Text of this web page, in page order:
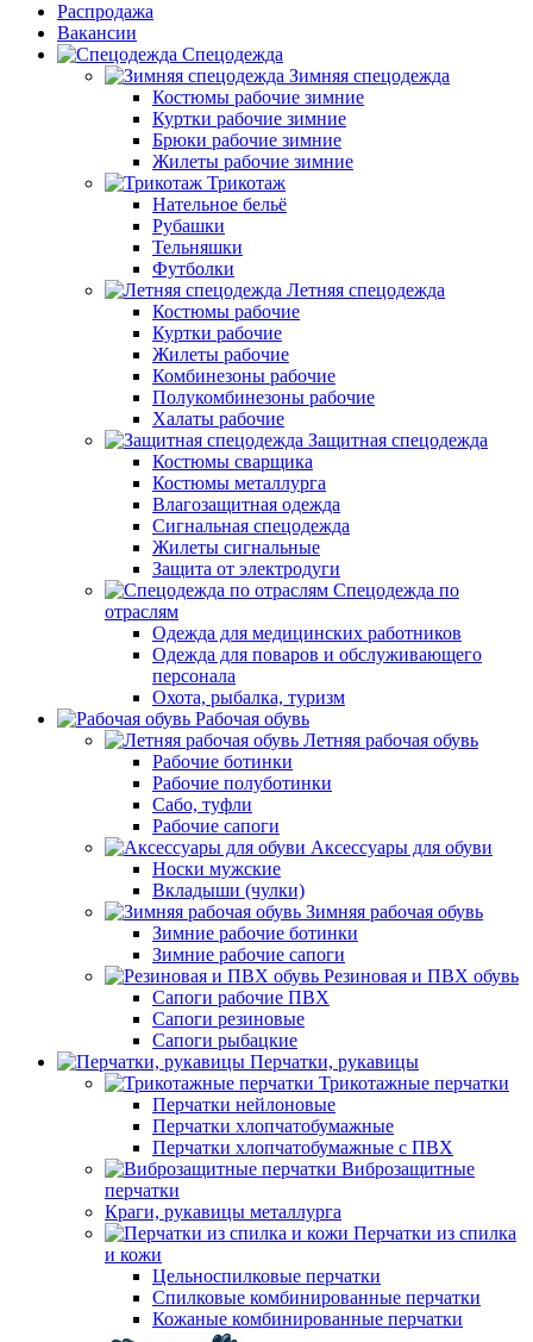
Распродажа
Вакансии
Спецодежда
Зимняя спецодежда
Костюмы рабочие зимние
Куртки рабочие зимние
Брюки рабочие зимние
Жилеты рабочие зимние
Трикотаж
Нательное бельё
Рубашки
Тельняшки
Футболки
Летняя спецодежда
Костюмы рабочие
Куртки рабочие
Жилеты рабочие
Комбинезоны рабочие
Полукомбинезоны рабочие
Халаты рабочие
Защитная спецодежда
Костюмы сварщика
Костюмы металлурга
Влагозащитная одежда
Сигнальная спецодежда
Жилеты сигнальные
Защита от электродуги
Спецодежда по
отраслям
Одежда для медицинских работников
Одежда для поваров и обслуживающего
персонала
Охота, рыбалка, туризм
Рабочая обувь
Летняя рабочая обувь
Рабочие ботинки
Рабочие полуботинки
Сабо, туфли
Рабочие сапоги
Аксессуары для обуви
Носки мужские
Вкладыши (чулки)
Зимняя рабочая обувь
Зимние рабочие ботинки
Зимние рабочие сапоги
Резиновая и ПВХ обувь
Сапоги рабочие ПВХ
Сапоги резиновые
Сапоги рыбацкие
Перчатки, рукавицы
Трикотажные перчатки
Перчатки нейлоновые
Перчатки хлопчатобумажные
Перчатки хлопчатобумажные с ПВХ
Виброзащитные
перчатки
Краги, рукавицы металлурга
Перчатки из спилка
и кожи
Цельноспилковые перчатки
Спилковые комбинированные перчатки
Кожаные комбинированные перчатки